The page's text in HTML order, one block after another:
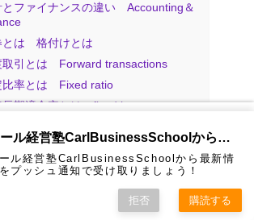
とファイナンスの違い Accounting＆
とは 格付けとは
取引とは Forward transactions
比率とは Fixed ratio
長期適合率とは fixed long term
高営業利益率とは Operating Profit
高売上総利益率とは
高経常利益率とは ordinary profit ratio
経営学用
語集
認定コン
サルタン
無料メル
マガ！
★カール
経営塾動
お問い合
わせ
★熱海風
水＆グリ
プライバ
カール経営塾CarlBusinessSchoolから通知を受け取る
ル経営塾CarlBusinessSchoolから最新情
プッシュ通知で受け取りましょう！
拒否 購読する